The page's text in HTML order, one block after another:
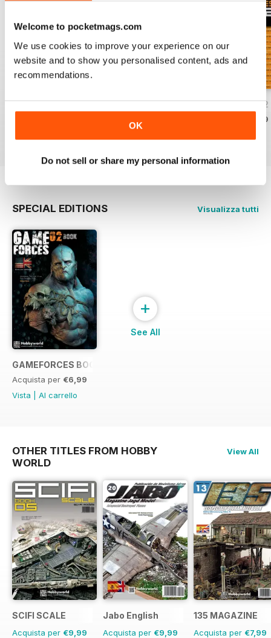
Welcome to pocketmags.com
We use cookies to improve your experience on our
website and to show you personalised content, ads and
recommendations.
OK
Do not sell or share my personal information
GAME FORCES 34 GAME FORCES 33 GAMEFORCES 32
€4,99
SPECIAL EDITIONS Visualizza tutti
GAMEFORCES BOOK 02
Acquista per €6,99
Vista
Al carrello
+
See All
OTHER TITLES FROM HOBBY
WORLD
View All
SCIFI SCALE
Acquista per €9,99
Jabo English
Acquista per €9,99
135 MAGAZINE
Acquista per €7,99